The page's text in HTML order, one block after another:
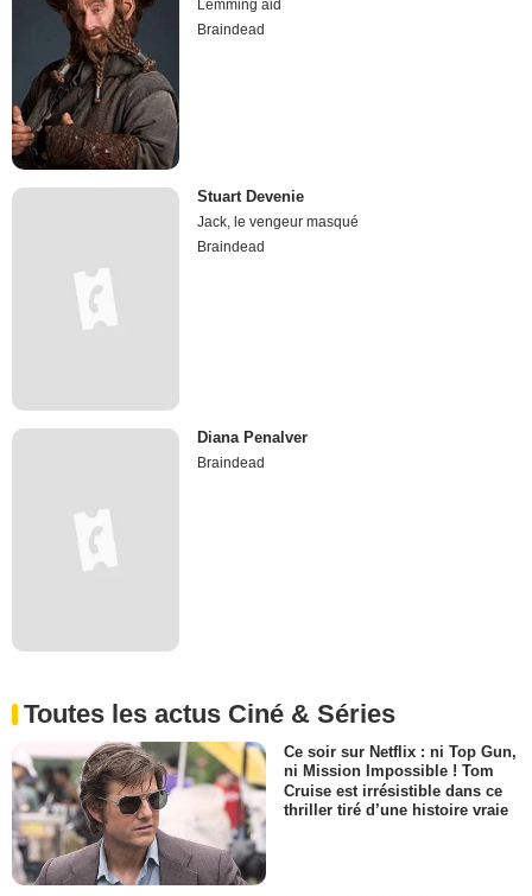
Lemming aid
Braindead
Stuart Devenie
Jack, le vengeur masqué
Braindead
Diana Penalver
Braindead
Toutes les actus Ciné & Séries
Ce soir sur Netflix : ni Top Gun,
ni Mission Impossible ! Tom
Cruise est irrésistible dans ce
thriller tiré d’une histoire vraie